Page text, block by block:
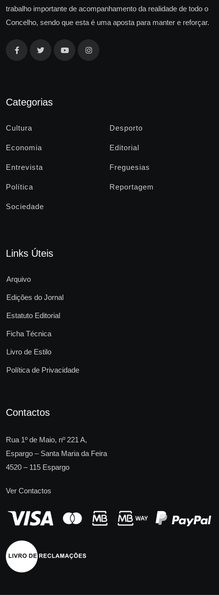
trabalho importante de acompanhamento da realidade de todo o
Concelho, sendo que esta é uma aposta para manter e reforçar.
Categorias
Cultura Desporto
Economia Editorial
Entrevista Freguesias
Política Reportagem
Sociedade
Links Úteis
Arquivo
Edições do Jornal
Estatuto Editorial
Ficha Técnica
Livro de Estilo
Política de Privacidade
Contactos
Rua 1º de Maio, nº 221 A,
Espargo – Santa Maria da Feira
4520 – 115 Espargo
Ver Contactos